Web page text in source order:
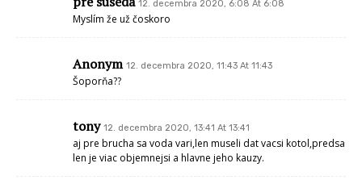
12. decembra 2020, 6:08 At 6:08
Myslím že už čoskoro
Anonym 12. decembra 2020, 11:43 At 11:43
Šoporňa??
tony 12. decembra 2020, 13:41 At 13:41
aj pre brucha sa voda vari,len museli dat vacsi kotol,predsa
len je viac objemnejsi a hlavne jeho kauzy.